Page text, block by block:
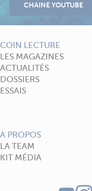
COIN LECTURE
LES MAGAZINES
ACTUALITÉS
DOSSIERS
ESSAIS
A PROPOS
LA TEAM
KIT MÉDIA